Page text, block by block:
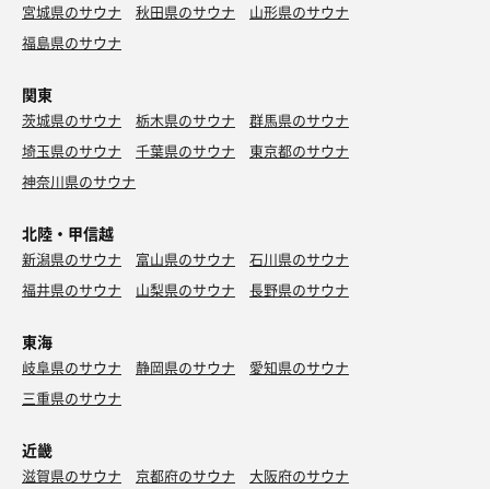
宮城県のサウナ
秋田県のサウナ
山形県のサウナ
福島県のサウナ
関東
茨城県のサウナ 栃木県のサウナ
群馬県のサウナ
埼玉県のサウナ
千葉県のサウナ
東京都のサウナ
神奈川県のサウナ
北陸・甲信越
新潟県のサウナ 富山県のサウナ
石川県のサウナ
福井県のサウナ
山梨県のサウナ 長野県のサウナ
東海
岐阜県のサウナ 静岡県のサウナ
愛知県のサウナ
三重県のサウナ
近畿
滋賀県のサウナ 京都府のサウナ
大阪府のサウナ